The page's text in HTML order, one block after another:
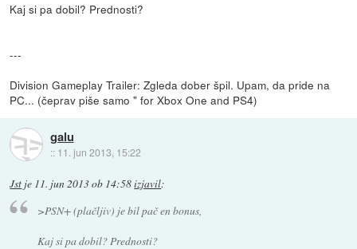
Kaj si pa dobil? Prednosti?
---
Division Gameplay Trailer: Zgleda dober špil. Upam, da pride na
PC... (čeprav piše samo " for Xbox One and PS4)
galu
:: 11. jun 2013, 15:22
Jst je 11. jun 2013 ob 14:58izjavil:
>PSN+ (plačljiv) je bil pač en bonus,
Kaj si pa dobil? Prednosti?